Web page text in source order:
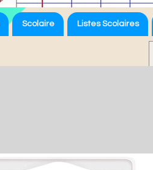
Scolaire Listes Scolaires